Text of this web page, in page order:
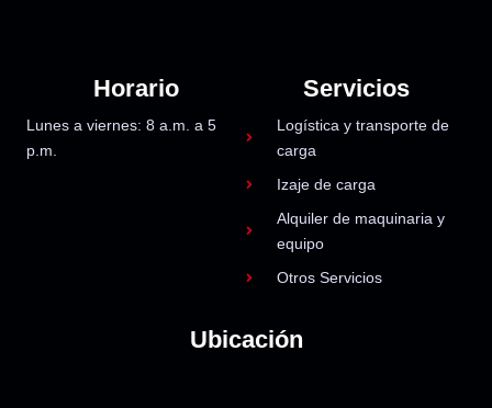
Horario
Lunes a viernes: 8 a.m. a 5
p.m.
Servicios
Logística y transporte de
carga
Izaje de carga
Alquiler de maquinaria y
equipo
Otros Servicios
Ubicación